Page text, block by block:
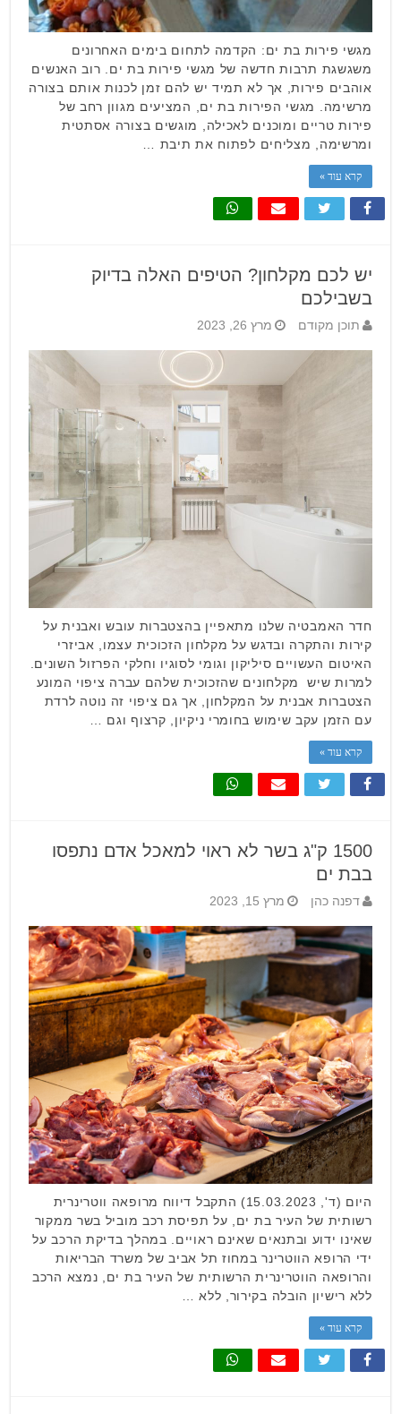
מגשי פירות בת ים: הקדמה לתחום בימים האחרונים
משגשגת תרבות חדשה של מגשי פירות בת ים. רוב האנשים
אוהבים פירות, אך לא תמיד יש להם זמן לכנות אותם בצורה
מרשימה. מגשי הפירות בת ים, המציעים מגוון רחב של
פירות טריים ומוכנים לאכילה, מוגשים בצורה אסתטית
ומרשימה, מצליחים לפתוח את תיבת …
קרא עוד »
יש לכם מקלחון? הטיפים האלה בדיוק
בשבילכם
תוכן מקודם מרץ 26, 2023
חדר האמבטיה שלנו מתאפיין בהצטברות עובש ואבנית על
קירות והתקרה ובדגש על מקלחון הזכוכית עצמו, אביזרי
האיטום העשויים סיליקון וגומי לסוגיו וחלקי הפרזול השונים.
למרות שיש מקלחונים שהזכוכית שלהם עברה ציפוי המונע
הצטברות אבנית על המקלחון, אך גם ציפוי זה נוטה לרדת
עם הזמן עקב שימוש בחומרי ניקיון, קרצוף וגם …
קרא עוד »
1500 ק"ג בשר לא ראוי למאכל אדם נתפסו
בבת ים
דפנה כהן מרץ 15, 2023
היום (ד', 15.03.2023) התקבל דיווח מרופאה ווטרינרית
רשותית של העיר בת ים, על תפיסת רכב מוביל בשר ממקור
שאינו ידוע ובתנאים שאינם ראויים. במהלך בדיקת הרכב על
ידי הרופא הווטרינר במחוז תל אביב של משרד הבריאות
והרופאה הווטרינרית הרשותית של העיר בת ים, נמצא הרכב
ללא רישיון הובלה בקירור, ללא …
קרא עוד »